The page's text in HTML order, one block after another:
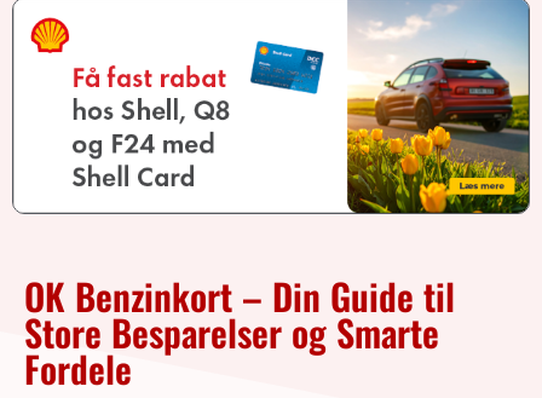
OK Benzinkort – Din Guide til
Store Besparelser og Smarte
Fordele